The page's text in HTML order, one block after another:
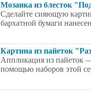
Мозаика из блесток
Сделайте сияющую
бархатной бумаги
Картина из пайеток
Аппликация из пайеток
помощью наборов этой